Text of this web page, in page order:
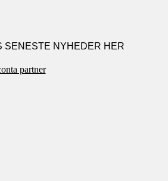
SENESTE NYHEDER HER